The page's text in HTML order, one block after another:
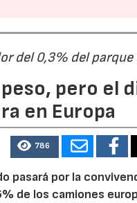
del 0,3% del parque
pero el
en Europa
786
pasará por la
de los camiones